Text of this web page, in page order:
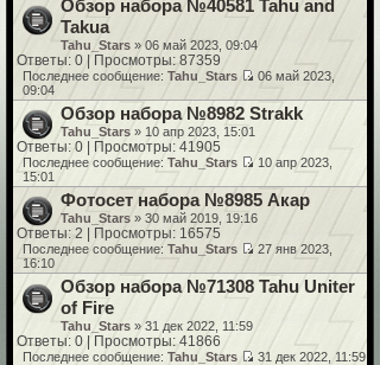
Обзор набора №40581 Tahu and
Takua
Tahu_Stars » 06 май 2023, 09:04
Ответы: 0 | Просмотры: 87359
Последнее сообщение: Tahu_Stars
06 май 2023,
09:04
Обзор набора №8982 Strakk
Tahu_Stars » 10 апр 2023, 15:01
Ответы: 0 | Просмотры: 41905
Последнее сообщение: Tahu_Stars
10 апр 2023,
15:01
Фотосет набора №8985 Акар
Tahu_Stars » 30 май 2019, 19:16
Ответы: 2 | Просмотры: 16575
Последнее сообщение: Tahu_Stars
27 янв 2023,
16:10
Обзор набора №71308 Tahu Uniter
of Fire
Tahu_Stars » 31 дек 2022, 11:59
Ответы: 0 | Просмотры: 41866
Последнее сообщение: Tahu_Stars 31 дек 2022, 11:59